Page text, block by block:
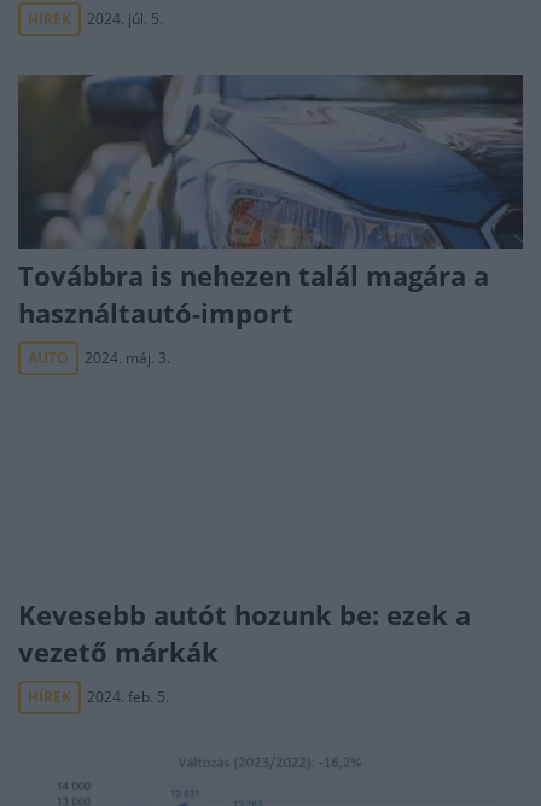
HÍREK 2024. júl. 5.
Továbbra is nehezen talál magára a
használtautó-import
AUTÓ 2024. máj. 3.
Kevesebb autót hozunk be: ezek a
vezető márkák
HÍREK 2024. feb. 5.